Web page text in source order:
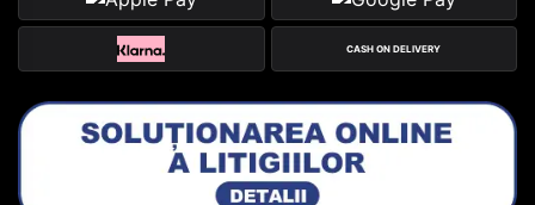
CASH ON DELIVERY